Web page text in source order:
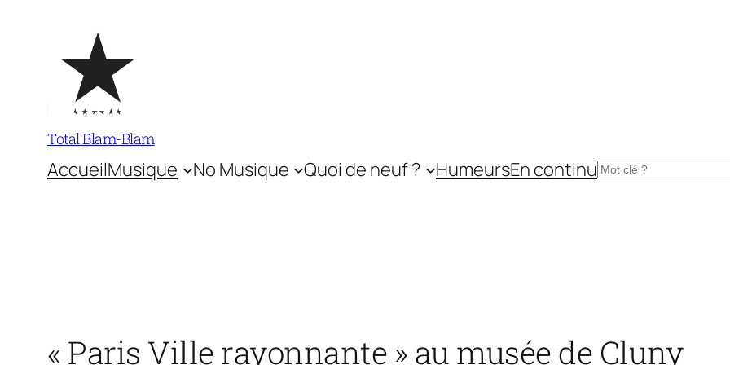
contenu
Total Blam-Blam
AccueilMusique No Musique Quoi de neuf ? HumeursEn continuRechercher
« Paris Ville rayonnante » au musée de Cluny